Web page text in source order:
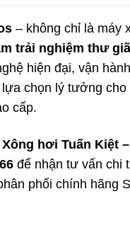
– không chỉ là máy
trải nghiệm thư
hiện đại, vận
chọn lý tưởng cho
cấp.
hơi Tuấn Kiệt
để nhận tư vấn chi
phối chính hãng